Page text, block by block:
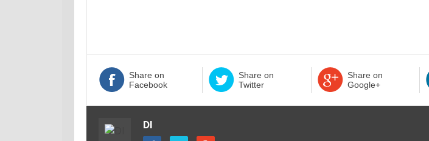
Share on
Facebook
Share on
Twitter
Share on
Google+
DI